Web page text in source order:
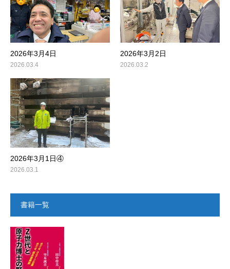
2026年3月4日
2026.03.4
2026年3月2日
2026.03.2
2026年3月1日④
2026.03.1
書籍一覧